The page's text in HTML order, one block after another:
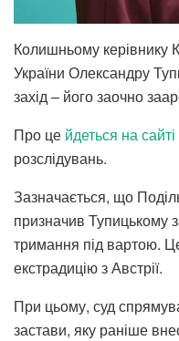
Колишньому керівнику
України Олександру
захід – його заочно
Про це йдеться на сайті
розслідувань.
Зазначається, що
призначив Тупицькому
тримання під вартою.
екстрадицію з Австрії.
При цьому, суд
застави, яку раніше